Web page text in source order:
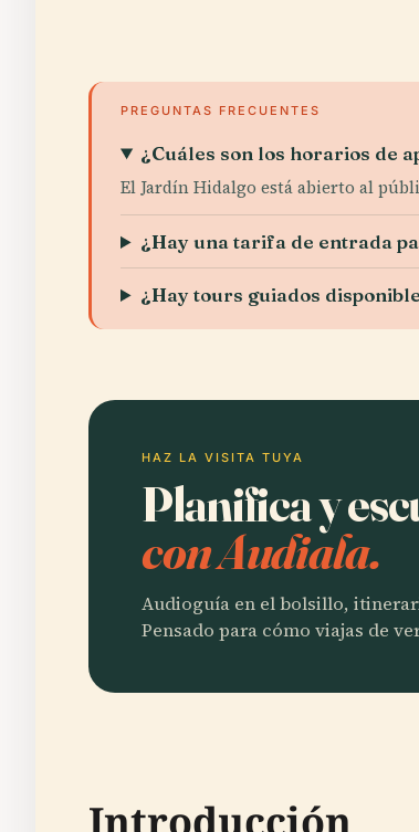
PREGUNTAS FRECUENTES
¿Cuáles son los horarios de
El Jardín Hidalgo está abierto al
¿Hay una tarifa de entrada
¿Hay tours guiados
HAZ LA VISITA TUYA
Planifica y
con Audiala.
Audioguía en el bolsillo,
Pensado para cómo viajas de